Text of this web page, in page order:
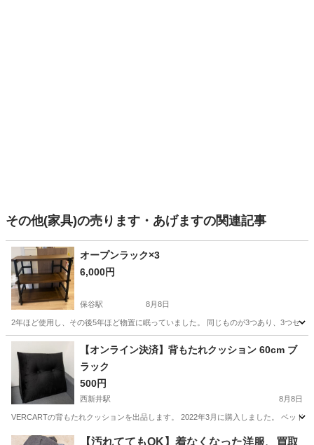
その他(家具)の売ります・あげますの関連記事
オープンラック×3
6,000円
保谷駅 8月8日
2年ほど使用し、その後5年ほど物置に眠っていました。 同じものが3つあり、3つセ
東京 西東京市 保谷駅 収納家具 バラ
【オンライン決済】背もたれクッション 60cm ブ
ラック
500円
西新井駅 8月8日
VERCARTの背もたれクッションを出品します。 2022年3月に購入しました。 ベッド
東京 足立区 西新井駅 その他
【汚れててもOK】着なくなった洋服、買取